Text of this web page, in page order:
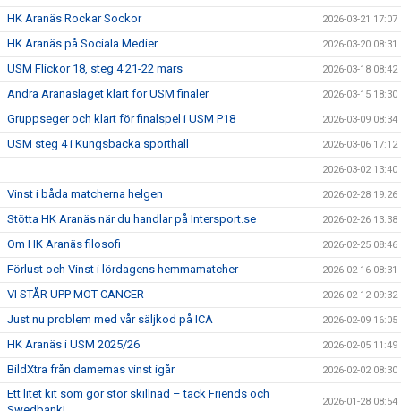
HK Aranäs Rockar Sockor 2026-03-21 17:07
HK Aranäs på Sociala Medier 2026-03-20 08:31
USM Flickor 18, steg 4 21-22 mars 2026-03-18 08:42
Andra Aranäslaget klart för USM finaler 2026-03-15 18:30
Gruppseger och klart för finalspel i USM P18 2026-03-09 08:34
USM steg 4 i Kungsbacka sporthall 2026-03-06 17:12
2026-03-02 13:40
Vinst i båda matcherna helgen 2026-02-28 19:26
Stötta HK Aranäs när du handlar på Intersport.se 2026-02-26 13:38
Om HK Aranäs filosofi 2026-02-25 08:46
Förlust och Vinst i lördagens hemmamatcher 2026-02-16 08:31
VI STÅR UPP MOT CANCER 2026-02-12 09:32
Just nu problem med vår säljkod på ICA 2026-02-09 16:05
HK Aranäs i USM 2025/26 2026-02-05 11:49
BildXtra från damernas vinst igår 2026-02-02 08:30
Ett litet kit som gör stor skillnad – tack Friends och
2026-01-28 08:54